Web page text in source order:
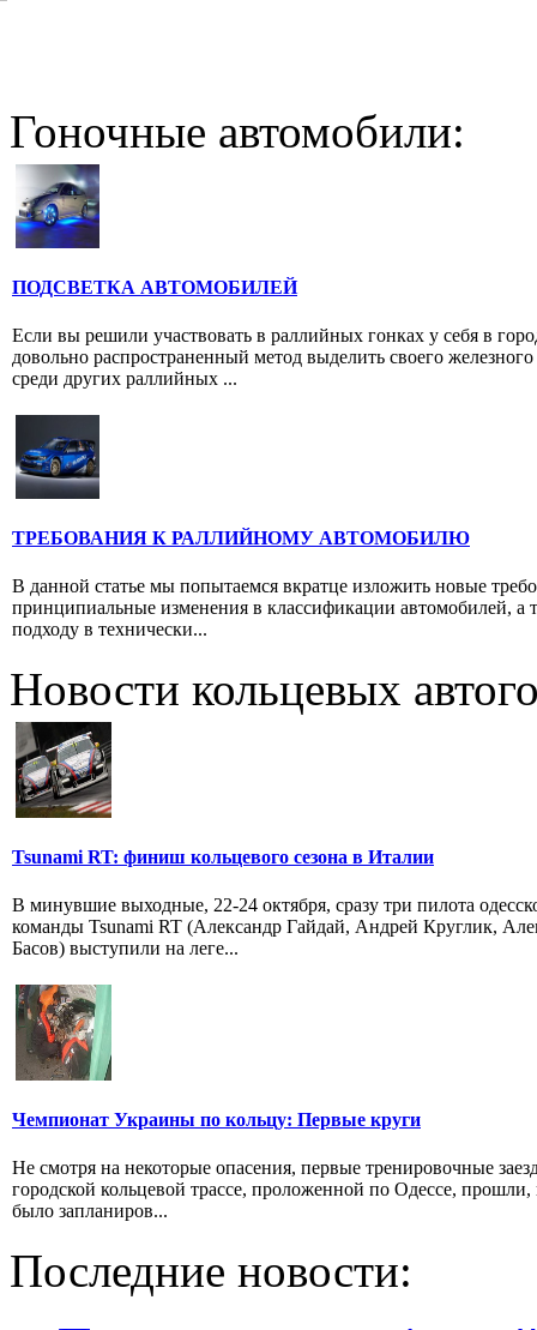
Гоночные автомобили:
ПОДСВЕТКА АВТОМОБИЛЕЙ
Если вы решили участвовать в раллийных гонках у себя в
довольно распространенный метод выделить своего железного
среди других раллийных ...
ТРЕБОВАНИЯ К РАЛЛИЙНОМУ АВТОМОБИЛЮ
В данной статье мы попытаемся вкратце изложить новые
принципиальные изменения в классификации автомобилей, а
подходу в технически...
Новости кольцевых
Tsunami RT: финиш кольцевого сезона в Италии
В минувшие выходные, 22-24 октября, сразу три пилота
команды Tsunami RT (Александр Гайдай, Андрей Круглик,
Басов) выступили на леге...
Чемпионат Украины по кольцу: Первые круги
Не смотря на некоторые опасения, первые тренировочные
городской кольцевой трассе, проложенной по Одессе, прошли,
было запланиров...
Последние новости: